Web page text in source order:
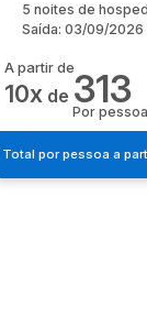
5 noites de
Saída: 03/09/2026
A partir de
10x de 313
Por pessoa
Total por pessoa a